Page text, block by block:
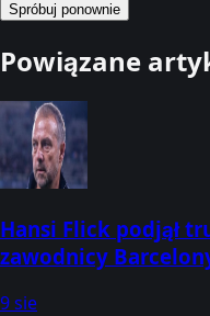
Spróbuj ponownie
Powiązane
Hansi Flick podjął
zawodnicy
9 sie